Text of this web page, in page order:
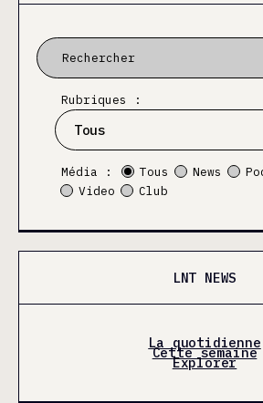
Rubriques :
Média : Tous News
Video
Club
LNT NEWS
La quotidienne
Cette semaine
Explorer